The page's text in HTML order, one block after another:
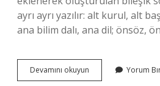
ayrı ayrı yazılır: alt kurul, alt
ana bilim dalı, ana dil; önsöz,
Devamını okuyun
Dili
Yorum